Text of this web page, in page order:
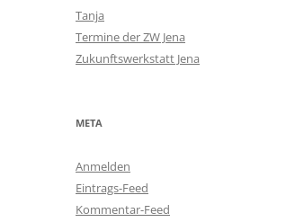
Tanja
Termine der ZW Jena
Zukunftswerkstatt Jena
META
Anmelden
Eintrags-Feed
Kommentar-Feed